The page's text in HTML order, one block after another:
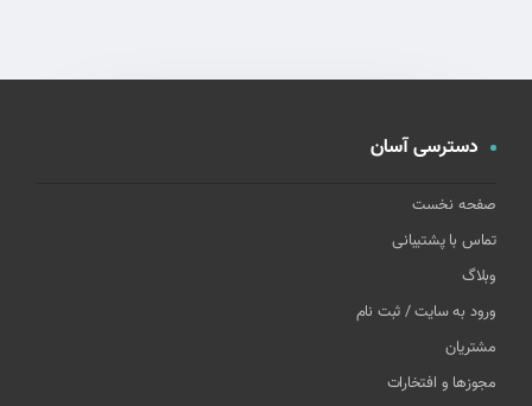
دسترسی آسان
صفحه نخست
تماس با پشتیبانی
وبلاگ
ورود به سایت / ثبت نام
مشتریان
مجوزها و افتخارات